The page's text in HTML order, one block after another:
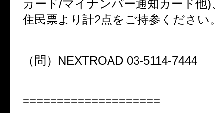
カード/マイナンバー通知カード他)
住民票より計2点をご持参ください
（問） NEXTROAD 03-5114-7444
====================